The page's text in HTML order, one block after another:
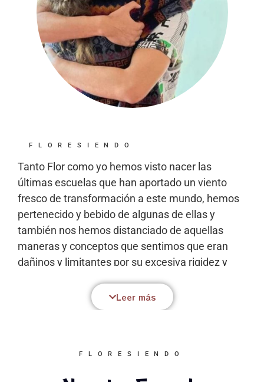
integran puntualmente terapias y técnicas de
corrientes apartadas por la psicología oficial por ser
juzgadas de pseudociencias ( como puedan ser las
constelaciones familiares). En todo este ámbito de
novedad y con su aroma único y un infinito
entusiasmo surge nuestra escuela : Floresiendo,
FLORESIENDO
Tanto Flor como yo hemos visto nacer las
últimas escuelas que han aportado un viento
fresco de transformación a este mundo, hemos
pertenecido y bebido de algunas de ellas y
también nos hemos distanciado de aquellas
maneras y conceptos que sentimos que eran
dañinos y limitantes por su excesiva rigidez y
Es por ello que hemos creado nuestro propio
lleguen y a ser nutrido a su vez por ellos.
Leer más
FLORESIENDO